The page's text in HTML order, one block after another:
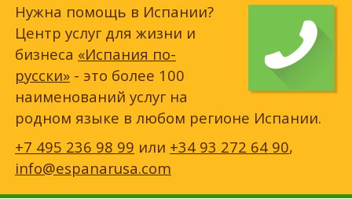
Нужна помощь в Испании?
Центр услуг для жизни и
бизнеса «Испания по-
русски» - это более 100
наименований услуг на
родном языке в любом регионе Испании.
+7 495 236 98 99 или +34 93 272 64 90,
info@espanarusa.com